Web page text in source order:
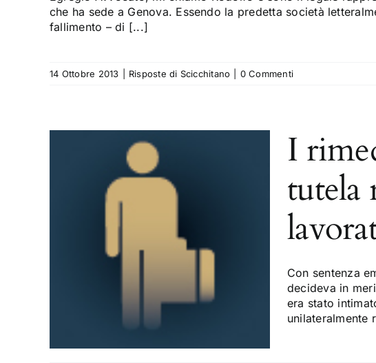
che ha sede a Genova. Essendo la predetta società
fallimento – di [...]
14 Ottobre 2013 Risposte di Scicchitano 0 Commenti
I
tutela
Con sentenza
decideva in
era stato
unilateralmente